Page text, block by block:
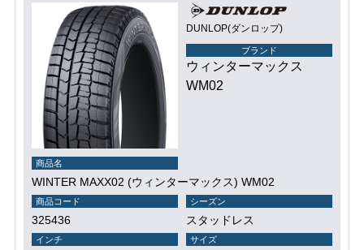
DUNLOP(ダンロップ)
ブランド
ウィンターマックス
WM02
商品名
WINTER MAXX02 (ウィンターマックス) WM02
商品コード
325436
シーズン
スタッドレス
インチ サイズ